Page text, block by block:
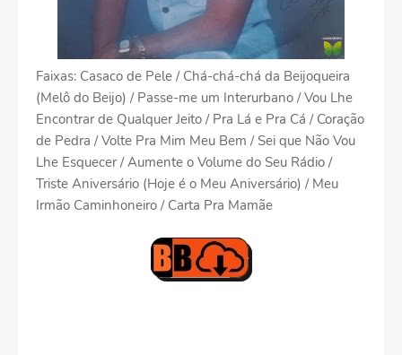
Faixas: Casaco de Pele / Chá-chá-chá da Beijoqueira
(Melô do Beijo) / Passe-me um Interurbano / Vou Lhe
Encontrar de Qualquer Jeito / Pra Lá e Pra Cá / Coração
de Pedra / Volte Pra Mim Meu Bem / Sei que Não Vou
Lhe Esquecer / Aumente o Volume do Seu Rádio /
Triste Aniversário (Hoje é o Meu Aniversário) / Meu
Irmão Caminhoneiro / Carta Pra Mamãe